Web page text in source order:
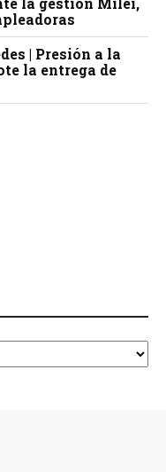
| Presión a la
la entrega de